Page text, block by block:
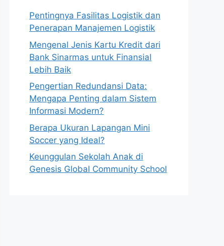
Pentingnya Fasilitas Logistik dan
Penerapan Manajemen Logistik
Mengenal Jenis Kartu Kredit dari
Bank Sinarmas untuk Finansial
Lebih Baik
Pengertian Redundansi Data:
Mengapa Penting dalam Sistem
Informasi Modern?
Berapa Ukuran Lapangan Mini
Soccer yang Ideal?
Keunggulan Sekolah Anak di
Genesis Global Community School